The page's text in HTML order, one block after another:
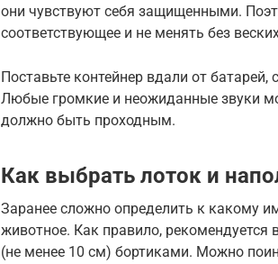
они чувствуют себя защищенными.
соответствующее и не менять без
Поставьте контейнер вдали от
Любые громкие и неожиданные звуки
должно быть проходным.
Как выбрать лоток и
Заранее сложно определить к какому
животное. Как правило, рекомендуется
(не менее 10 см) бортиками. Можно